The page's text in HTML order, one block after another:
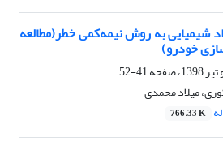
شیمیایی به روش نیمه‌کمی خطر(مطالعه
خودرو)
41-52
میلاد محمدی
766.33 K